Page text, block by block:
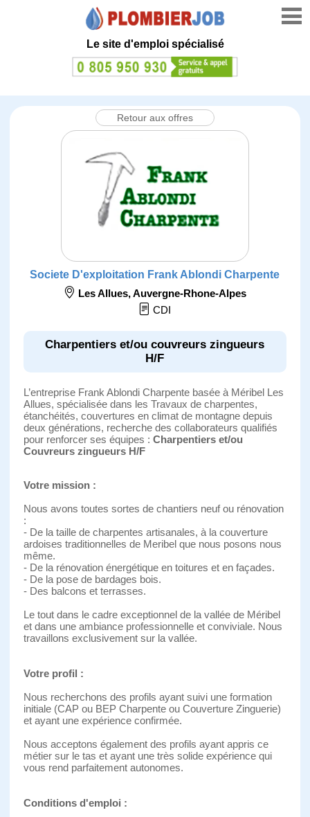
Le site d'emploi spécialisé
Retour aux offres
Societe D'exploitation Frank Ablondi Charpente
Les Allues,Auvergne-Rhone-Alpes
CDI
Charpentiers et/ou couvreurs zingueurs
H/F
L’entreprise Frank Ablondi Charpente basée à Méribel Les
Allues, spécialisée dans les Travaux de charpentes,
étanchéités, couvertures en climat de montagne depuis
deux générations, recherche des collaborateurs qualifiés
pour renforcer ses équipes : Charpentiers et/ou
Couvreurs zingueurs H/F
Votre mission :
Nous avons toutes sortes de chantiers neuf ou rénovation
:
- De la taille de charpentes artisanales, à la couverture
ardoises traditionnelles de Meribel que nous posons nous
même.
- De la rénovation énergétique en toitures et en façades.
- De la pose de bardages bois.
- Des balcons et terrasses.
Le tout dans le cadre exceptionnel de la vallée de Méribel
et dans une ambiance professionnelle et conviviale. Nous
travaillons exclusivement sur la vallée.
Votre profil :
Nous recherchons des profils ayant suivi une formation
initiale (CAP ou BEP Charpente ou Couverture Zinguerie)
et ayant une expérience confirmée.
Nous acceptons également des profils ayant appris ce
métier sur le tas et ayant une très solide expérience qui
vous rend parfaitement autonomes.
Conditions d'emploi :